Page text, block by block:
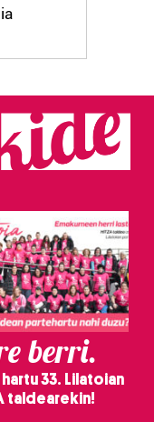
eta
teknologia hori
berri.
hartu 33. Lilatoian
taldearekin!